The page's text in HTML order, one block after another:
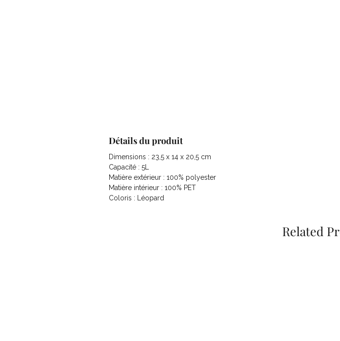
Détails du produit
Dimensions : 23,5 x 14 x 20,5 cm
Capacité : 5L
Matière extérieur : 100% polyester
Matière intérieur : 100% PET
Coloris : Léopard
Related